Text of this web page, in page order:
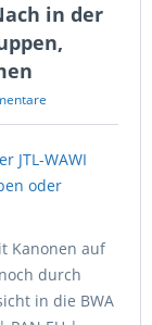
in der
Kanonen auf
durch
in die BWA